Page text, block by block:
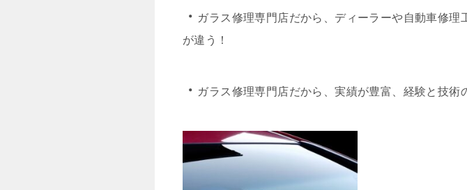
・ ガラス修理専門店だから、ディーラーや自動車修
が違う！
・ ガラス修理専門店だから、実績が豊富、経験と技術